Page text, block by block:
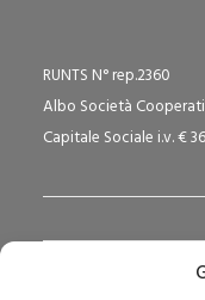
RUNTS N° rep.2360
Albo Società
Capitale Sociale i.v. €